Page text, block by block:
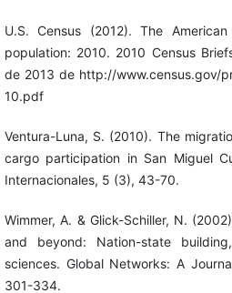
U.S. Census (2012). The
population: 2010. 2010 Census
de 2013 de http://www.census.gov/
10.pdf
Ventura-Luna, S. (2010). The
cargo participation in San Miguel
Internacionales, 5 (3), 43-70.
Wimmer, A. & Glick-Schiller, N.
and beyond: Nation-state
sciences. Global Networks: A
301-334.